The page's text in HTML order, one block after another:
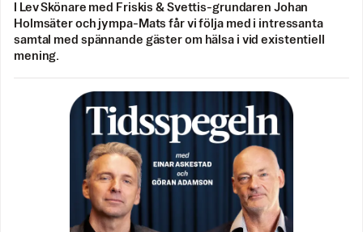
I Lev Skönare med Friskis & Svettis-grundaren Johan
Holmsäter och jympa-Mats får vi följa med i intressanta
samtal med spännande gäster om hälsa i vid existentiell
mening.